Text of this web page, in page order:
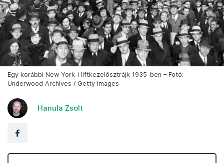
Egy korábbi New York-i liftkezelősztrájk 1935-ben – Fotó:
Underwood Archives / Getty Images
Hanula Zsolt